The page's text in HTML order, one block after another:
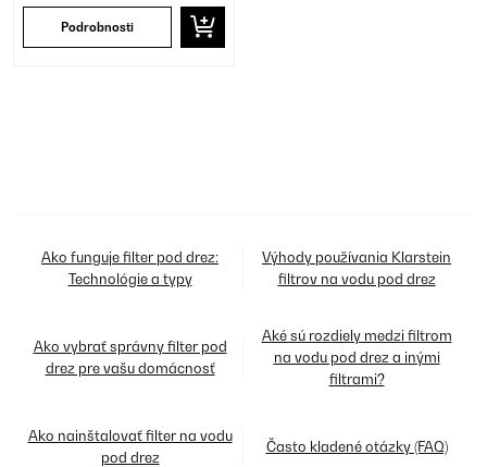
Podrobnosti
Ako funguje filter pod drez:
Technológie a typy
Výhody používania Klarstein
filtrov na vodu pod drez
Ako vybrať správny filter pod
drez pre vašu domácnosť
Aké sú rozdiely medzi filtrom
na vodu pod drez a inými
filtrami?
Ako nainštalovať filter na vodu
pod drez
Často kladené otázky (FAQ)